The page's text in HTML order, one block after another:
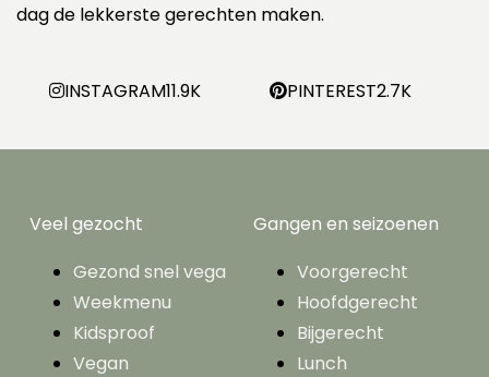
dag de lekkerste gerechten maken.
INSTAGRAM11.9K PINTEREST2.7K
Veel gezocht
Gezond snel vega
Weekmenu
Kidsproof
Vegan
Gangen en seizoenen
Voorgerecht
Hoofdgerecht
Bijgerecht
Lunch